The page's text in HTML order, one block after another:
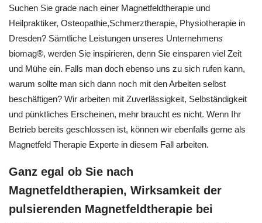
Suchen Sie grade nach einer Magnetfeldtherapie und
Heilpraktiker, Osteopathie,Schmerztherapie, Physiotherapie in
Dresden? Sämtliche Leistungen unseres Unternehmens
biomag®, werden Sie inspirieren, denn Sie einsparen viel Zeit
und Mühe ein. Falls man doch ebenso uns zu sich rufen kann,
warum sollte man sich dann noch mit den Arbeiten selbst
beschäftigen? Wir arbeiten mit Zuverlässigkeit, Selbständigkeit
und pünktliches Erscheinen, mehr braucht es nicht. Wenn Ihr
Betrieb bereits geschlossen ist, können wir ebenfalls gerne als
Magnetfeld Therapie Experte in diesem Fall arbeiten.
Ganz egal ob Sie nach
Magnetfeldtherapien, Wirksamkeit der
pulsierenden Magnetfeldtherapie bei